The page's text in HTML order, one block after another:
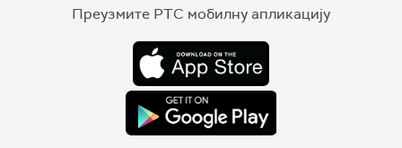
Преузмите РТС мобилну апликацију